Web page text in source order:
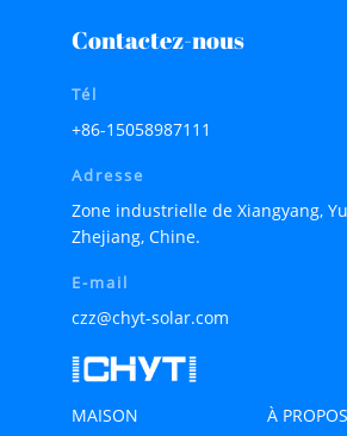
Contactez-nous
Tél
+86-15058987111
Adresse
Zone industrielle de Xiangyang,
Zhejiang, Chine.
E-mail
czz@chyt-solar.com
MAISON
À